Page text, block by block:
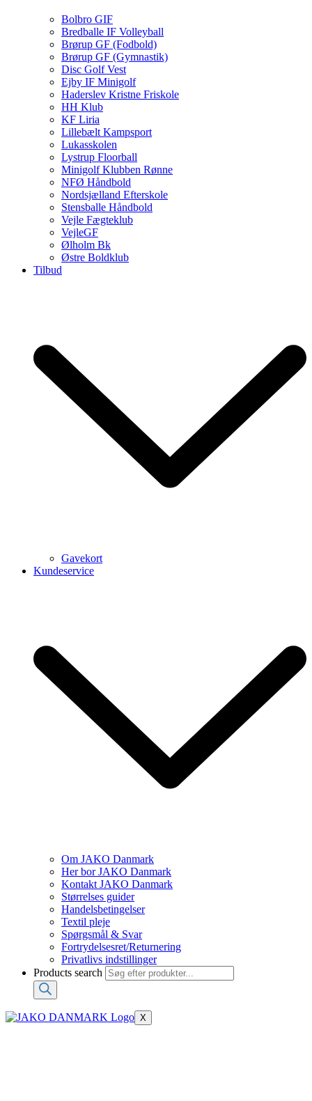
Bolbro GIF
Bredballe IF Volleyball
Brørup GF (Fodbold)
Brørup GF (Gymnastik)
Disc Golf Vest
Ejby IF Minigolf
Haderslev Kristne Friskole
HH Klub
KF Liria
Lillebælt Kampsport
Lukasskolen
Lystrup Floorball
Minigolf Klubben Rønne
NFØ Håndbold
Nordsjælland Efterskole
Stensballe Håndbold
Vejle Fægteklub
VejleGF
Ølholm Bk
Østre Boldklub
Tilbud
Gavekort
Kundeservice
Om JAKO Danmark
Her bor JAKO Danmark
Kontakt JAKO Danmark
Størrelses guider
Handelsbetingelser
Textil pleje
Spørgsmål & Svar
Fortrydelsesret/Returnering
Privatlivs indstillinger
Products search
X